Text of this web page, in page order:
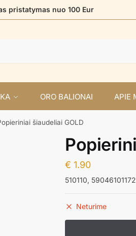
pristatymas nuo 100 Eur
ORO BALIONAI APIE
šiaudeliai GOLD
€ 1.90
510110,
Neturime